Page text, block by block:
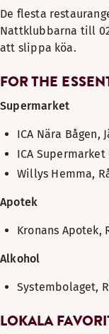
De flesta
Nattklubbarna till
att slippa köa.
FOR THE
Supermarket
ICA Nära Bågen,
ICA
Willys Hemma,
Apotek
Kronans Apotek,
Alkohol
Systembolaget,
LOKALA